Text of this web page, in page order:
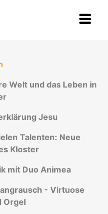
Welt und das Leben in
Jesu
Talenten: Neue
Kloster
mit Duo Animea
- Virtuose
Orgel